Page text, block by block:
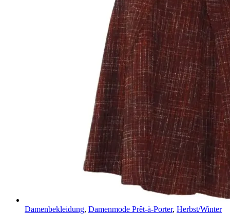
Damenbekleidung, Damenmode Prêt-à-Porter, Herbst/Winter